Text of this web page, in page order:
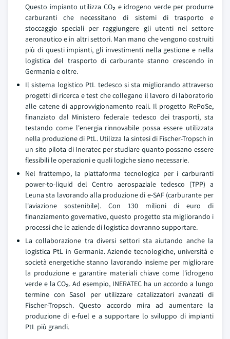
Questo impianto utilizza CO₂ e idrogeno verde per produrre
carburanti che necessitano di sistemi di trasporto e
stoccaggio speciali per raggiungere gli utenti nel settore
aeronautico e in altri settori. Man mano che vengono costruiti
più di questi impianti, gli investimenti nella gestione e nella
logistica del trasporto di carburante stanno crescendo in
Germania e oltre.
Il sistema logistico PtL tedesco si sta migliorando attraverso
progetti di ricerca e test che collegano il lavoro di laboratorio
alle catene di approvvigionamento reali. Il progetto RePoSe,
finanziato dal Ministero federale tedesco dei trasporti, sta
testando come l'energia rinnovabile possa essere utilizzata
nella produzione di PtL. Utilizza la sintesi di Fischer-Tropsch in
un sito pilota di Ineratec per studiare quanto possano essere
flessibili le operazioni e quali logiche siano necessarie.
Nel frattempo, la piattaforma tecnologica per i carburanti
power-to-liquid del Centro aerospaziale tedesco (TPP) a
Leuna sta lavorando alla produzione di e-SAF (carburante per
l'aviazione sostenibile). Con 130 milioni di euro di
finanziamento governativo, questo progetto sta migliorando i
processi che le aziende di logistica dovranno supportare.
La collaborazione tra diversi settori sta aiutando anche la
logistica PtL in Germania. Aziende tecnologiche, università e
società energetiche stanno lavorando insieme per migliorare
la produzione e garantire materiali chiave come l'idrogeno
verde e la CO₂. Ad esempio, INERATEC ha un accordo a lungo
termine con Sasol per utilizzare catalizzatori avanzati di
Fischer-Tropsch. Questo accordo mira ad aumentare la
produzione di e-fuel e a supportare lo sviluppo di impianti
PtL più grandi.